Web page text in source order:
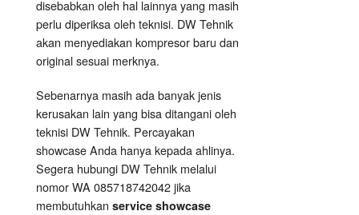
disebabkan oleh hal lainnya yang masih
perlu diperiksa oleh teknisi. DW Tehnik
akan menyediakan kompresor baru dan
original sesuai merknya.
Sebenarnya masih ada banyak jenis
kerusakan lain yang bisa ditangani oleh
teknisi DW Tehnik. Percayakan
showcase Anda hanya kepada ahlinya.
Segera hubungi DW Tehnik melalui
nomor WA 085718742042 jika
membutuhkan service showcase